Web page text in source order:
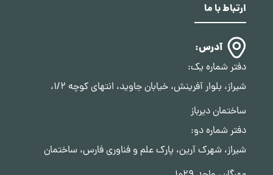
ارتباط با ما
آدرس:
دفتر شماره یک:
شیراز، بلوار آفرینش، خیابان جاوید، انتهای کوچه 1/2،
ساختمان دیرباز
دفتر شماره دو:
شیراز، شهرک آرین، پارک علم و فناوری فارس، ساختمان